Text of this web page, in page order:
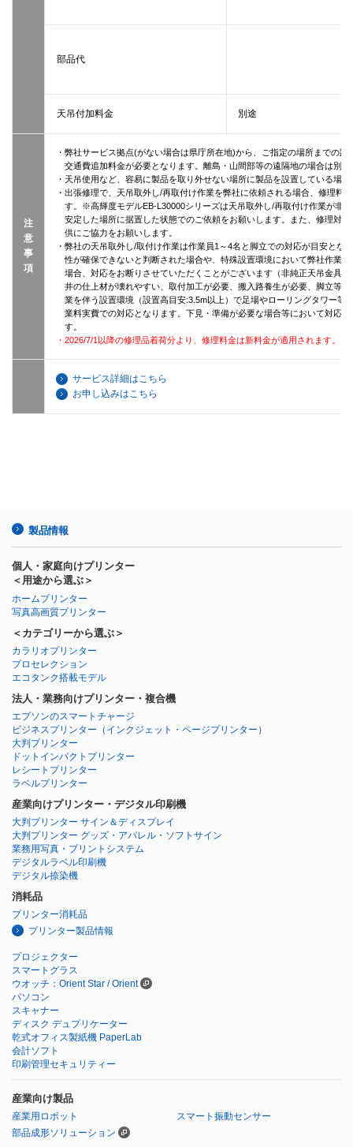
部品代
天吊付加料金 別途
注
意
事
項
・弊社サービス拠点(がない場合は県庁所在地)から、ご指定の場所までの
交通費追加料金が必要となります。離島・山間部等の遠隔地の場合は別
・天吊使用など、容易に製品を取り外せない場所に製品を設置している場
・出張修理で、天吊取外し/再取付け作業を弊社に依頼される場合、修理料
す。※高輝度モデルEB-L30000シリーズは天吊取外し/再取付け作業が非
安定した場所に据置した状態でのご依頼をお願いします。また、修理対
供にご協力をお願いします。
・弊社の天吊取外し/取付け作業は作業員1～4名と脚立での対応が目安とな
性が確保できないと判断された場合や、特殊設置環境において弊社作業
場合、対応をお断りさせていただくことがございます（非純正天吊金具
井の仕上材が壊れやすい、取付加工が必要、搬入路養生が必要、脚立等
業を伴う設置環境（設置高目安:3.5m以上）で足場やローリングタワー等
業料実費での対応となります。下見・準備が必要な場合等において対応
す。
・2026/7/1以降の修理品着荷分より、修理料金は新料金が適用されます。
サービス詳細はこちら
お申し込みはこちら
製品情報
個人・家庭向けプリンター
＜用途から選ぶ＞
ホームプリンター
写真高画質プリンター
＜カテゴリーから選ぶ＞
カラリオプリンター
プロセレクション
エコタンク搭載モデル
法人・業務向けプリンター・複合機
エプソンのスマートチャージ
ビジネスプリンター （インクジェット・ページプリンター）
大判プリンター
ドットインパクトプリンター
レシートプリンター
ラベルプリンター
産業向けプリンター・デジタル印刷機
大判プリンター サイン＆ディスプレイ
大判プリンター グッズ・アパレル・ソフトサイン
業務用写真・プリントシステム
デジタルラベル印刷機
デジタル捺染機
消耗品
プリンター消耗品
プリンター製品情報
プロジェクター
スマートグラス
ウオッチ：Orient Star / Orient
パソコン
スキャナー
ディスク デュプリケーター
乾式オフィス製紙機 PaperLab
会計ソフト
印刷管理セキュリティー
産業向け製品
産業用ロボット
スマート振動センサー
部品成形ソリューション